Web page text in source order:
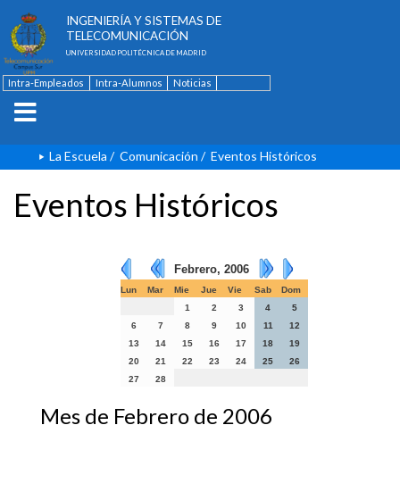
INGENIERÍA Y SISTEMAS DE
TELECOMUNICACIÓN
UNIVERSIDAD POLITÉCNICA DE MADRID
Intra-Empleados Intra-Alumnos
Noticias
La Escuela / Comunicación / Eventos Históricos
Eventos Históricos
Febrero, 2006
Lun Mar Mie Jue Vie Sab
Dom
1
2 3 4
5
6
7 8 9 10 11
12
13
14 15 16 17 18
19
20
21 22 23 24 25
26
27
28
Mes de Febrero de 2006